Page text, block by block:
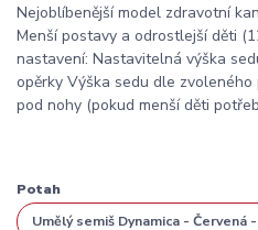
Nejoblíbenější model zdravotní
Menší postavy a odrostlejší děti
nastavení: Nastavitelná výška
opěrky Výška sedu dle
pod nohy (pokud menší děti
Potah